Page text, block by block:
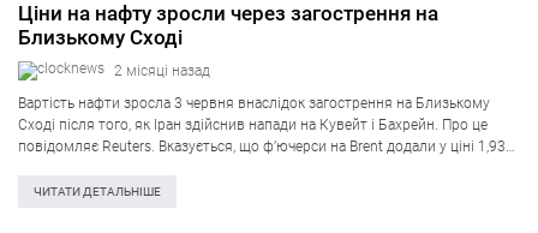
Ціни на нафту зросли через загострення на
Близькому Сході
2 місяці назад
Вартість нафти зросла 3 червня внаслідок загострення на Близькому
Сході після того, як Іран здійснив напади на Кувейт і Бахрейн. Про це
повідомляє Reuters. Вказується, що ф’ючерси на Brent додали у ціні 1,93
ЧИТАТИ ДЕТАЛЬНІШЕ